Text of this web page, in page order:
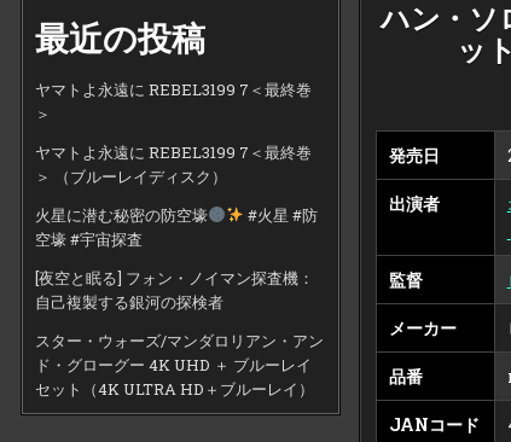
最近の投稿
ヤマトよ永遠に REBEL3199 7＜最終巻
＞
ヤマトよ永遠に REBEL3199 7＜最終巻
＞ （ブルーレイディスク）
火星に潜む秘密の防空壕
#火星 #防
空壕 #宇宙探査
[夜空と眠る] フォン・ノイマン探査機：
自己複製する銀河の探検者
スター・ウォーズ/マンダロリアン・アン
ド・グローグー 4K UHD ＋ ブルーレイ
セット（4K ULTRA HD＋ブルーレイ）
ハン・ソ
ッ
発売日
出演者
監督
メーカー
品番
JANコード